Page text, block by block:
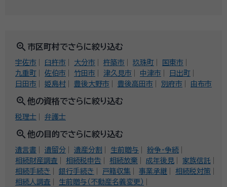
zoom_in 市区町村でさらに絞り込む
宇佐市 臼杵市 大分市 杵築市 玖珠町
国東市
九重町
佐伯市 竹田市 津久見市 中津市
日出町
日田市
姫島村 豊後大野市 豊後高田市 別府市 由布市
zoom_in 他の資格でさらに絞り込む
税理士 弁護士
zoom_in 他の目的でさらに絞り込む
遺言書 遺留分 遺産分割 生前贈与
紛争・争続
相続財産調査
相続税申告 相続放棄 成年後見
家族信託
相続手続き
銀行手続き 戸籍収集 事業承継
相続税対策
相続人調査
生前贈与（不動産名義変更）